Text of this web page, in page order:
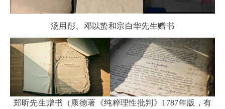
汤用彤、邓以蛰和宗白华先生赠书
郑昕先生赠书（康德著《纯粹理性批判》1787年版，有